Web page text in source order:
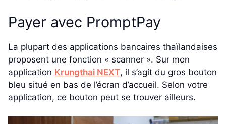
Payer avec PromptPay
La plupart des applications bancaires thaïlandaises
proposent une fonction « scanner ». Sur mon
application Krungthai NEXT, il s’agit du gros bouton
bleu situé en bas de l’écran d’accueil. Selon votre
application, ce bouton peut se trouver ailleurs.